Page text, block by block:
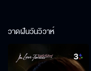
วาดฝันวันวิวาห์